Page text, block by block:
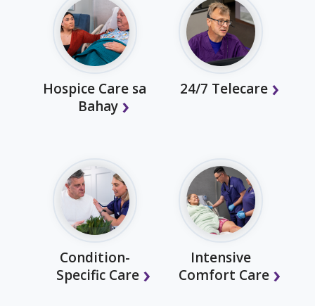
Hospice Care sa
Bahay
24/7 Telecare
Condition-
Specific Care
Intensive
Comfort Care